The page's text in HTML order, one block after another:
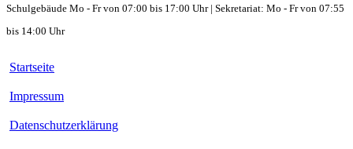
Schulgebäude Mo - Fr von 07:00 bis 17:00 Uhr | Sekretariat: Mo - Fr von 07:55
bis 14:00 Uhr
Startseite
Impressum
Datenschutzerklärung